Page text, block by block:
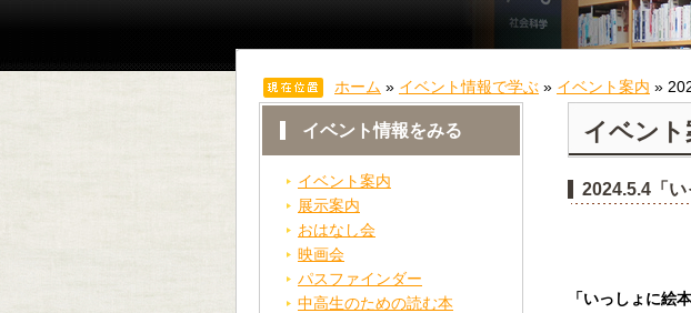
ホーム » イベント情報で学ぶ » イベント案内 »
イベント情報をみる
イベント案内
展示案内
おはなし会
映画会
パスファインダー
中高生のための読む本
イベント
2024.5.4「い
「いっしょに絵